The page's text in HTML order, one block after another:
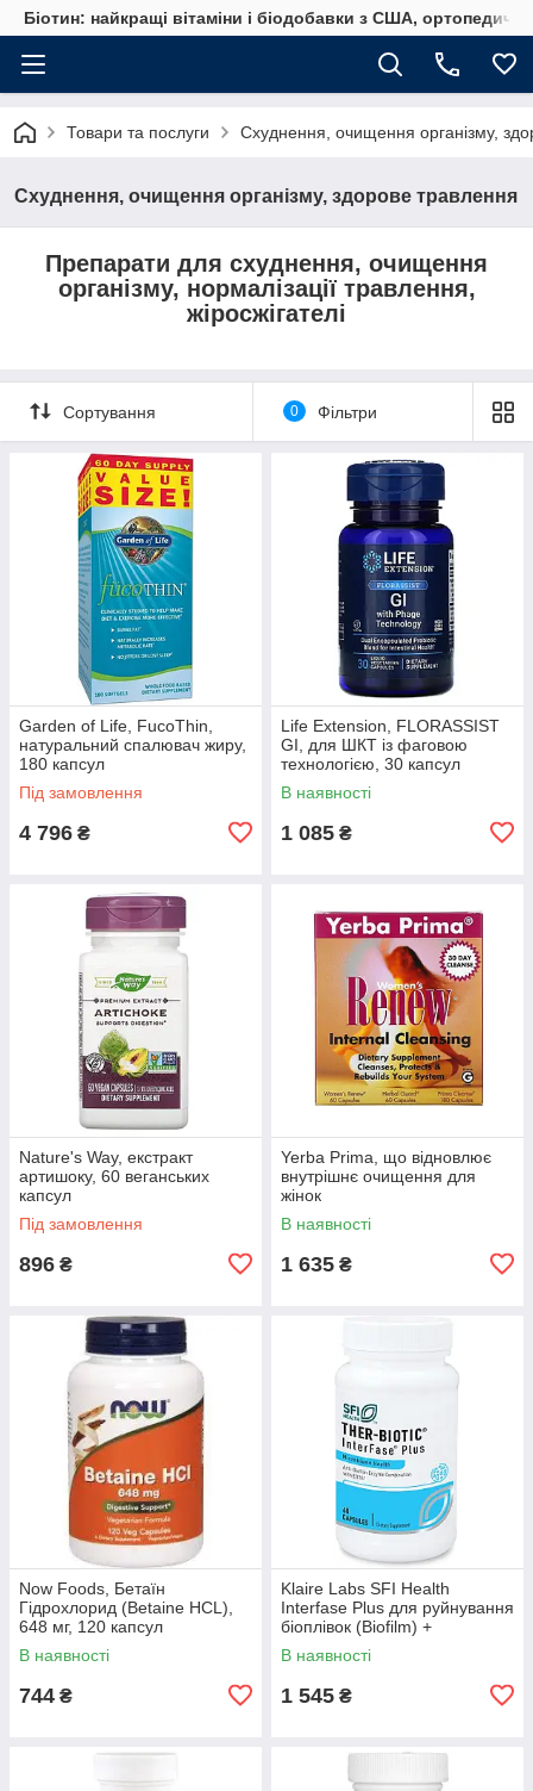
Біотин: найкращі вітаміни і біодобавки з США,
Товари та послуги Схуднення, очищення організму,
Схуднення, очищення організму, здорове травлення
Препарати для схуднення, очищення
організму, нормалізації травлення,
жіросжігателі
Сортування 0 Фільтри
Garden of Life, FucoThin,
натуральний спалювач жиру,
180 капсул
Під замовлення
4 796 ₴
Life Extension, FLORASSIST
GI, для ШКТ із фаговою
технологією, 30 капсул
В наявності
1 085 ₴
Nature's Way, екстракт
артишоку, 60 веганських
капсул
Під замовлення
896 ₴
Yerba Prima, що відновлює
внутрішнє очищення для
жінок
В наявності
1 635 ₴
Now Foods, Бетаїн
Гідрохлорид (Betaine HCL),
648 мг, 120 капсул
В наявності
744 ₴
Klaire Labs SFI Health
Interfase Plus для руйнування
біоплівок (Biofilm) +
ЕДТА(EDTA) та детоксикації,
60 капсул
В наявності
1 545 ₴